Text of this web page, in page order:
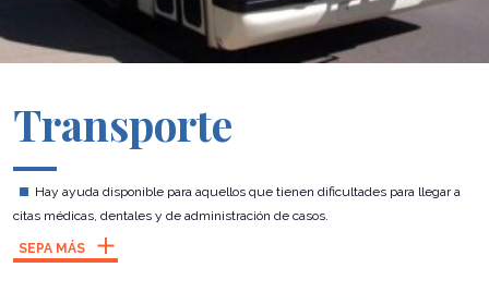
Transporte
Hay ayuda disponible para aquellos que tienen dificultades para llegar a
citas médicas, dentales y de administración de casos.
SEPA MÁS